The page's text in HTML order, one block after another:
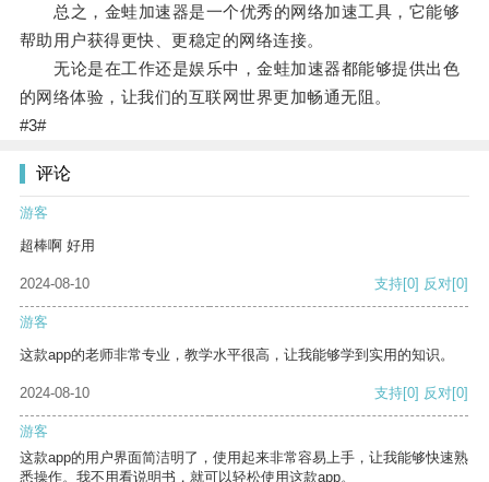
总之，金蛙加速器是一个优秀的网络加速工具，它能够
帮助用户获得更快、更稳定的网络连接。
无论是在工作还是娱乐中，金蛙加速器都能够提供出色
的网络体验，让我们的互联网世界更加畅通无阻。
#3#
评论
游客
超棒啊 好用
2024-08-10 支持[0] 反对[0]
游客
这款app的老师非常专业，教学水平很高，让我能够学到实用的知识。
2024-08-10 支持[0] 反对[0]
游客
这款app的用户界面简洁明了，使用起来非常容易上手，让我能够快速熟
悉操作。我不用看说明书，就可以轻松使用这款app。